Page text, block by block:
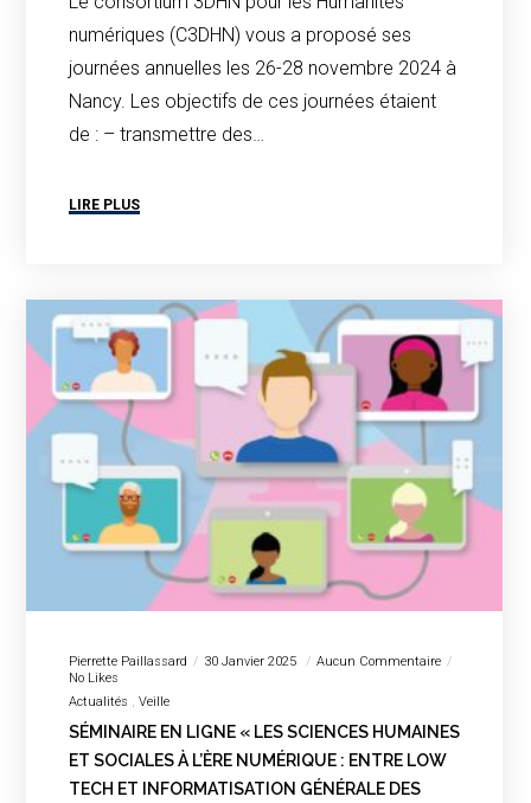
numériques (C3DHN) vous a proposé ses
journées annuelles les 26-28 novembre 2024 à
Nancy. Les objectifs de ces journées étaient
de : – transmettre des…
LIRE PLUS
Pierrette Paillassard 30 Janvier 2025
Aucun Commentaire
No Likes
Actualités
Veille
SÉMINAIRE EN LIGNE « LES SCIENCES HUMAINES
ET SOCIALES À L’ÈRE NUMÉRIQUE : ENTRE LOW
TECH ET INFORMATISATION GÉNÉRALE DES